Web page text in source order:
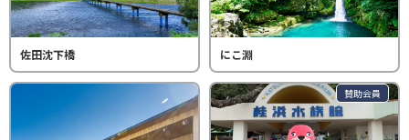
佐田沈下橋 にこ淵
賛助会員